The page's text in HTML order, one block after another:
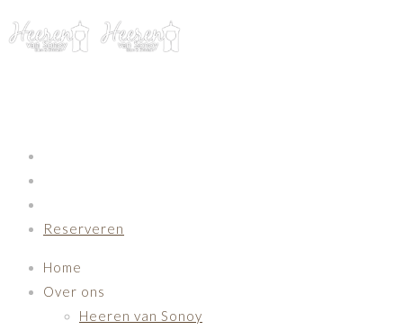
Reserveren
Home
Over ons
Heeren van Sonoy